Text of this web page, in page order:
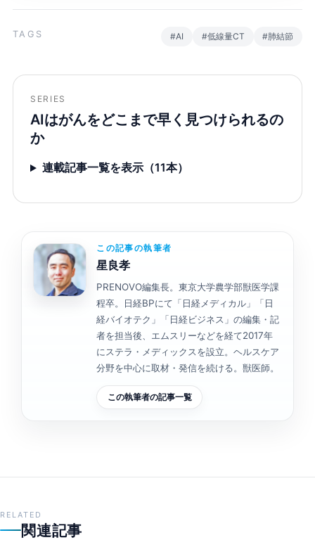
TAGS #AI #低線量CT #肺結節
SERIES
AIはがんをどこまで早く見つけられるの
か
連載記事一覧を表示（11本）
この記事の執筆者
星良孝
PRENOVO編集長。東京大学農学部獣医学課
程卒。日経BPにて「日経メディカル」「日
経バイオテク」「日経ビジネス」の編集・記
者を担当後、エムスリーなどを経て2017年
にステラ・メディックスを設立。ヘルスケア
分野を中心に取材・発信を続ける。獣医師。
この執筆者の記事一覧
RELATED
関連記事